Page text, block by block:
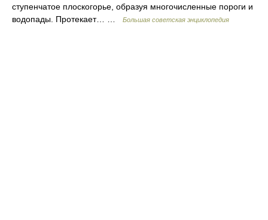
ступенчатое плоскогорье, образуя многочисленные пороги и
водопады. Протекает… …
Большая советская энциклопедия